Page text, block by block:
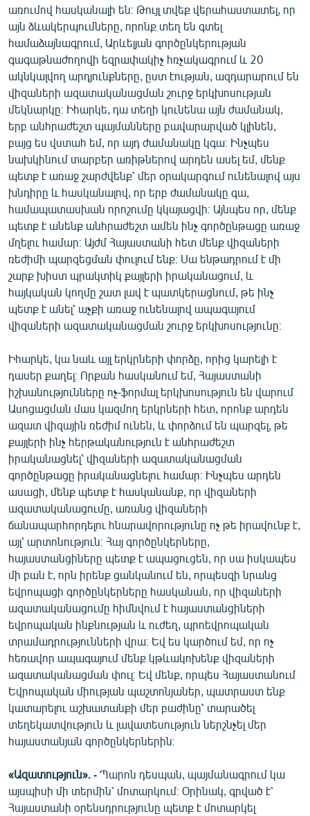
առումով հասկանալի են։ Թույլ տվեք վերահաստատել, որ
այն ձևակերպումները, որոնք տեղ են գտել
համաձայնագրում, Արևելյան գործընկերության
գագաթնաժողովի եզրափակիչ հռչակագրում և 20
ակնկալվող արդյունքները, ըստ էության, ազդարարում են
վիզաների ազատականացման շուրջ երկխոսության
մեկնարկը։ Իհարկե, դա տեղի կունենա այն ժամանակ,
երբ անհրաժեշտ պայմանները բավարարված կլինեն,
բայց ես վստահ եմ, որ այդ ժամանակը կգա։ Ինչպես
նախկինում տարբեր առիթներով արդեն ասել եմ, մենք
պետք է առաջ շարժվենք՝ մեր օրակարգում ունենալով այս
խնդիրը և հասկանալով, որ երբ ժամանակը գա,
համապատասխան որոշումը կկայացվի։ Այնպես որ, մենք
պետք է անենք անհրաժեշտ ամեն ինչ գործընթացը առաջ
մղելու համար։ Այժմ Հայաստանի հետ մենք վիզաների
ռեժիմի պարզեցման փուլում ենք։ Սա ենթադրում է մի
շարք խիստ պրակտիկ քայլերի իրականացում, և
հայկական կողմը շատ լավ է պատկերացնում, թե ինչ
պետք է անել՝ աչքի առաջ ունենալով ապագայում
վիզաների ազատականացման շուրջ երկխոսությունը։
Իհարկե, կա նաև այլ երկրների փորձը, որից կարելի է
դասեր քաղել։ Որքան հասկանում եմ, Հայաստանի
իշխանությունները ոչ-ֆորմալ երկխոսություն են վարում
Ասոցացման մաս կազմող երկրների հետ, որոնք արդեն
ազատ վիզային ռեժիմ ունեն, և փորձում են պարզել, թե
քայլերի ինչ հերթականություն է անհրաժեշտ
իրականացնել՝ վիզաների ազատականացման
գործընթացը իրականացնելու համար։ Ինչպես արդեն
ասացի, մենք պետք է հասկանանք, որ վիզաների
ազատականացումը, առանց վիզաների
ճանապարհորդելու հնարավորությունը ոչ թե իրավունք է,
այլ՝ արտոնություն։ Հայ գործընկերները,
հայաստանցիները պետք է ապացուցեն, որ սա իսկապես
մի բան է, որն իրենք ցանկանում են, որպեսզի նրանց
եվրոպացի գործընկերները հասկանան, որ վիզաների
ազատականացումը հիմնվում է հայաստանցիների
եվրոպական ինքնության և ուժեղ, պրոեվրոպական
տրամադրությունների վրա։ Եվ ես կարծում եմ, որ ոչ
հեռավոր ապագայում մենք կթևակոխենք վիզաների
ազատականացման փուլ։ Եվ մենք, որպես Հայաստանում
Եվրոպական միության պաշտոնյաներ, պատրաստ ենք
կատարելու աշխատանքի մեր բաժինը՝ տարածել
տեղեկատվություն և լավատեսություն ներշնչել մեր
հայաստանյան գործընկերներին։
«Ազատություն». - Պարոն դեսպան, պայմանագրում կա
այսպիսի մի տերմին՝ մոտարկում։ Օրինակ, գրված է՝
Հայաստանի օրենսդրությունը պետք է մոտարկել